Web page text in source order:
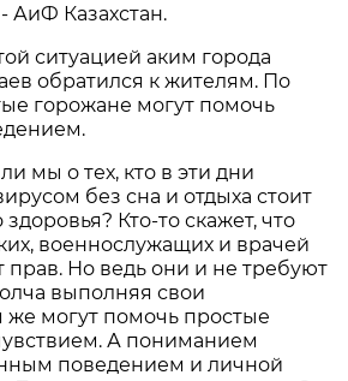
АиФ Казахстан.
ситуацией аким города
обратился к жителям. По
горожане могут помочь
мы о тех, кто в эти дни
без сна и отдыха стоит
Кто-то скажет, что
военнослужащих и врачей
прав. Но ведь они и не требуют
выполняя свои
же могут помочь простые
А пониманием
поведением и личной